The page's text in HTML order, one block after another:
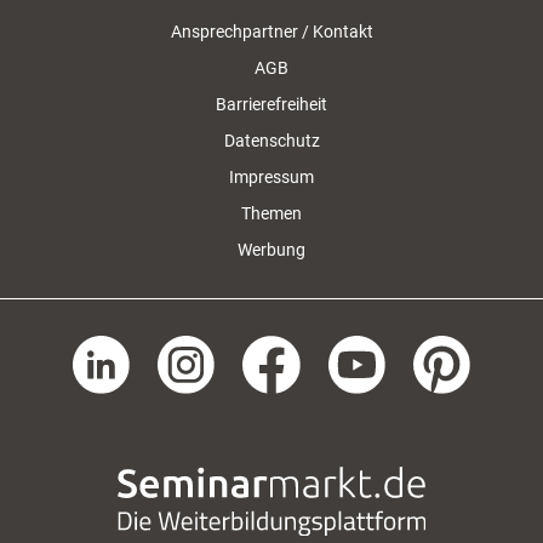
Ansprechpartner / Kontakt
AGB
Barrierefreiheit
Datenschutz
Impressum
Themen
Werbung